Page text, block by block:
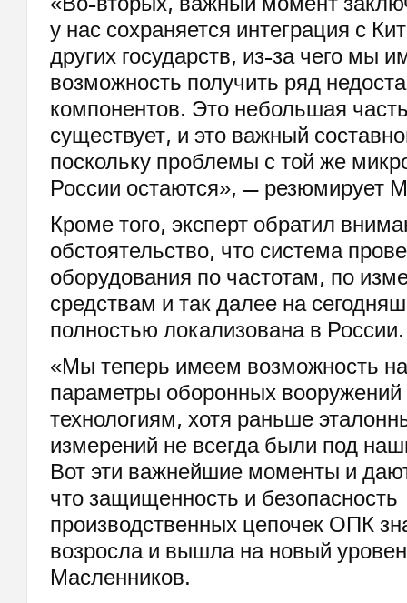
у нас сохраняется интеграция с
других государств, из-за чего мы
возможность получить ряд
компонентов. Это небольшая
существует, и это важный
поскольку проблемы с той же
России остаются», — резюмирует
Кроме того, эксперт обратил
обстоятельство, что система
оборудования по частотам, по
средствам и так далее на
полностью локализована в России.
«Мы теперь имеем возможность
параметры оборонных
технологиям, хотя раньше
измерений не всегда были под
Вот эти важнейшие моменты и
что защищенность и безопасность
производственных цепочек ОПК
возросла и вышла на новый
Масленников.